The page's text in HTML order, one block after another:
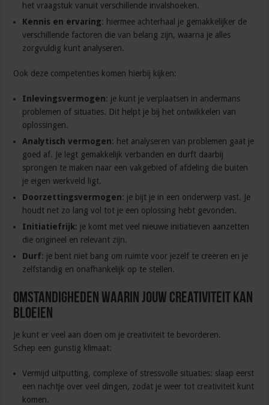
het vraagstuk vanuit verschillende invalshoeken.
Kennis en ervaring: hiermee achterhaal je gemakkelijker de
verschillende factoren die van belang zijn, waarna je alles
zorgvuldig kunt analyseren.
Ook deze competenties komen hierbij kijken:
Inlevingsvermogen: je kunt je verplaatsen in andermans
problemen of situaties. Dit helpt je bij het ontwikkelen van
oplossingen.
Analytisch vermogen: het analyseren van problemen gaat je
goed af. Je legt gemakkelijk verbanden en durft daarbij
sprongen te maken naar een vakgebied of afdeling die buiten
je eigen werkveld ligt.
Doorzettingsvermogen: je bijt je in een onderwerp vast. Je
houdt net zo lang vol tot je een oplossing hebt gevonden.
Initiatiefrijk: je komt met veel nieuwe initiatieven aanzetten
die origineel en relevant zijn.
Durf: je bent niet bang om ruimte voor jezelf te creëren en je
zelfstandig en onafhankelijk op te stellen.
Omstandigheden waarin jouw creativiteit kan
bloeien
Je kunt er veel aan doen om je creativiteit te bevorderen.
Schep een gunstig klimaat:
Vermijd uitputting, complexe of stressvolle situaties: slaap eerst
een nachtje over veel dingen, zodat je weer tot creativiteit kunt
komen.